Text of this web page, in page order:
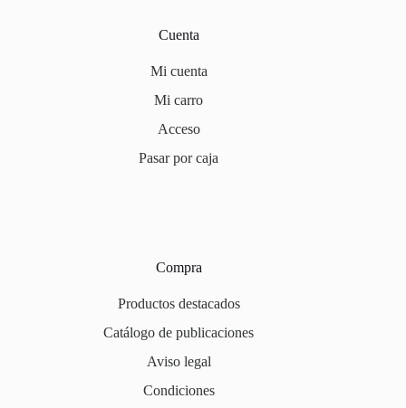
Cuenta
Mi cuenta
Mi carro
Acceso
Pasar por caja
Compra
Productos destacados
Catálogo de publicaciones
Aviso legal
Condiciones